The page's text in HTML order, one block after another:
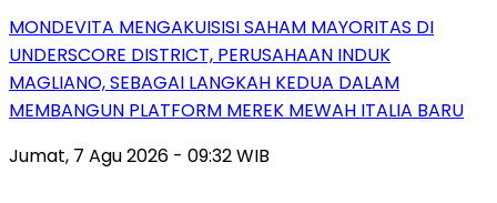
MONDEVITA MENGAKUISISI SAHAM MAYORITAS DI
UNDERSCORE DISTRICT, PERUSAHAAN INDUK
MAGLIANO, SEBAGAI LANGKAH KEDUA DALAM
MEMBANGUN PLATFORM MEREK MEWAH ITALIA BARU
Jumat, 7 Agu 2026 - 09:32 WIB